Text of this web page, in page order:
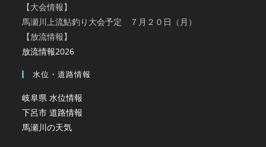
【大会情報】
馬瀬川上流鮎釣り大会予定 ７月２０日（月）
【放流情報】
放流情報2026
水位・道路情報
岐阜県 水位情報
下呂市 道路情報
馬瀬川の天気